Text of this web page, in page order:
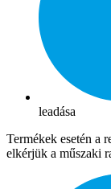
leadása
Termékek esetén a
elkérjük a műszaki